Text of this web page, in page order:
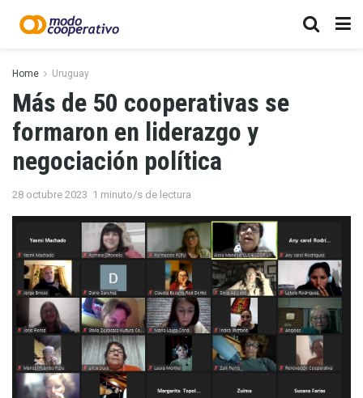
Home Uruguay
Más de 50 cooperativas se
formaron en liderazgo y
negociación política
28 octubre 2023 1 minuto/s de lectura